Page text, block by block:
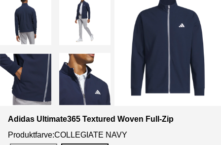
Adidas Ultimate365 Textured Woven Full-Zip
Produktfarve:COLLEGIATE NAVY